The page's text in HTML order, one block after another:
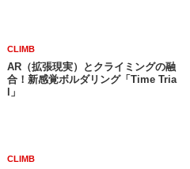
CLIMB
AR（拡張現実）とクライミングの融
合！新感覚ボルダリング「Time Tria
l」
CLIMB